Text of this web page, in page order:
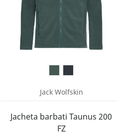
Jack Wolfskin
Jacheta barbati Taunus 200
FZ